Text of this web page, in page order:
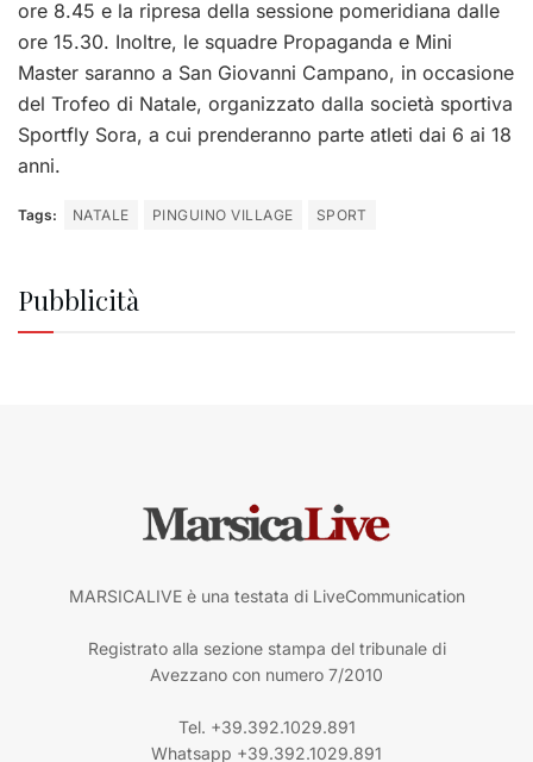
ore 8.45 e la ripresa della sessione pomeridiana dalle
ore 15.30. Inoltre, le squadre Propaganda e Mini
Master saranno a San Giovanni Campano, in occasione
del Trofeo di Natale, organizzato dalla società sportiva
Sportfly Sora, a cui prenderanno parte atleti dai 6 ai 18
anni.
Tags: NATALE PINGUINO VILLAGE SPORT
Pubblicità
MARSICALIVE è una testata di LiveCommunication
Registrato alla sezione stampa del tribunale di
Avezzano con numero 7/2010
Tel. +39.392.1029.891
Whatsapp +39.392.1029.891